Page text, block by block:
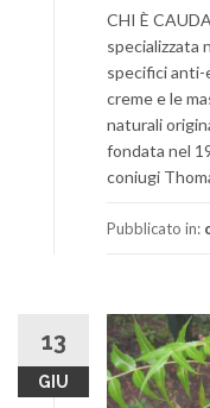
CHI È
specializzata
specifici anti-
creme e le
naturali
fondata nel
coniugi
Pubblicato in:
13
GIU